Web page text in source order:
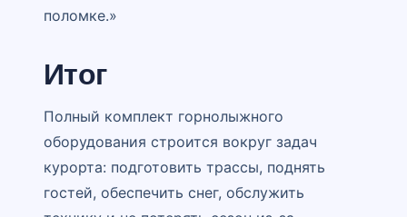
поломке.»
Итог
Полный комплект горнолыжного
оборудования строится вокруг задач
курорта: подготовить трассы, поднять
гостей, обеспечить снег, обслужить